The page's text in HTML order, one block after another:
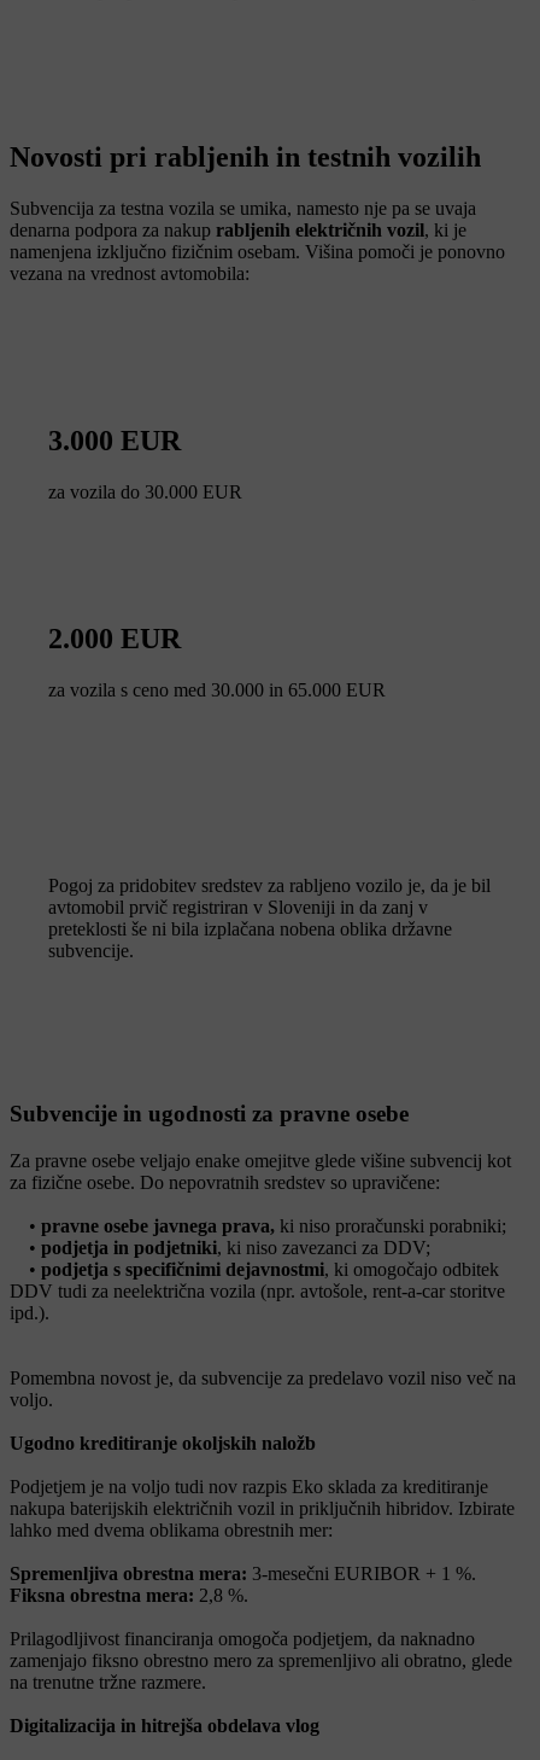
Novosti pri rabljenih in testnih vozilih
Subvencija za testna vozila se umika, namesto nje pa se uvaja
denarna podpora za nakup rabljenih električnih vozil, ki je
namenjena izključno fizičnim osebam. Višina pomoči je ponovno
vezana na vrednost avtomobila:
3.000 EUR
za vozila do 30.000 EUR
2.000 EUR
za vozila s ceno med 30.000 in 65.000 EUR
Pogoj za pridobitev sredstev za rabljeno vozilo je, da je bil
avtomobil prvič registriran v Sloveniji in da zanj v
preteklosti še ni bila izplačana nobena oblika državne
subvencije.
Subvencije in ugodnosti za pravne osebe
Za pravne osebe veljajo enake omejitve glede višine subvencij kot
za fizične osebe. Do nepovratnih sredstev so upravičene:
• pravne osebe javnega prava, ki niso proračunski porabniki;
• podjetja in podjetniki, ki niso zavezanci za DDV;
• podjetja s specifičnimi dejavnostmi, ki omogočajo odbitek
DDV tudi za neelektrična vozila (npr. avtošole, rent-a-car storitve
ipd.).
Pomembna novost je, da subvencije za predelavo vozil niso več na
voljo.
Ugodno kreditiranje okoljskih naložb
Podjetjem je na voljo tudi nov razpis Eko sklada za kreditiranje
nakupa baterijskih električnih vozil in priključnih hibridov. Izbirate
lahko med dvema oblikama obrestnih mer:
Spremenljiva obrestna mera: 3-mesečni EURIBOR + 1 %.
Fiksna obrestna mera: 2,8 %.
Prilagodljivost financiranja omogoča podjetjem, da naknadno
zamenjajo fiksno obrestno mero za spremenljivo ali obratno, glede
na trenutne tržne razmere.
Digitalizacija in hitrejša obdelava vlog